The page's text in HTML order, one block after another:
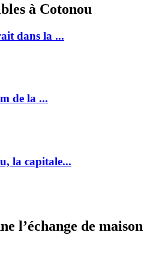
à Cotonou
dans la ...
de la ...
la capitale...
l’échange de maison